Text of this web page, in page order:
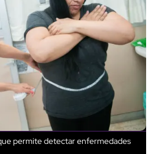
permite detectar enfermedades